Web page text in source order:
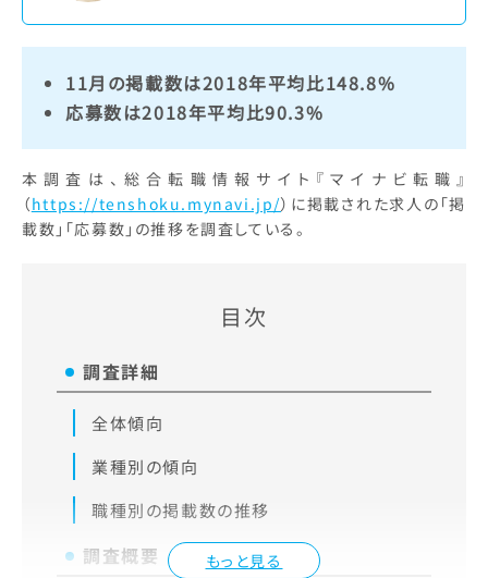
11月の掲載数は2018年平均比148.8%
応募数は2018年平均比90.3%
本調査は、総合転職情報サイト『マイナビ転職』
（https://tenshoku.mynavi.jp/）に掲載された求人の「掲
載数」「応募数」の推移を調査している。
目次
もっと見る
調査詳細
全体傾向
業種別の傾向
職種別の掲載数の推移
調査概要